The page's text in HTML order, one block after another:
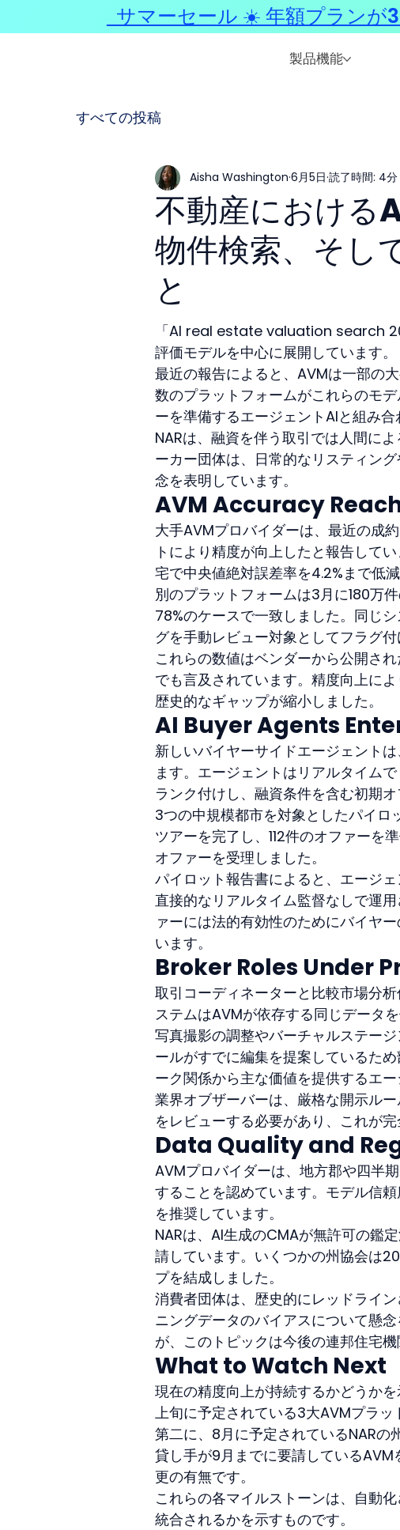
製品機能
すべての投稿
不動産における
物件検索、そし
と
Aisha Washington 6月5日 読了時間: 4分
「AI real estate valuation search
評価モデルを中心に展開しています。
最近の報告によると、AVMは一部の
数のプラットフォームがこれらのモ
ーを準備するエージェントAIと組み合
NARは、融資を伴う取引では人間に
ーカー団体は、日常的なリスティン
念を表明しています。
AVM Accuracy
大手AVMプロバイダーは、最近の成
トにより精度が向上したと報告して
宅で中央値絶対誤差率を4.2%まで低減
別のプラットフォームは3月に180万
78%のケースで一致しました。同じ
グを手動レビュー対象としてフラグ付
これらの数値はベンダーから公開さ
でも言及されています。精度向上に
歴史的なギャップが縮小しました。
AI Buyer Agents
新しいバイヤーサイドエージェント
ます。エージェントはリアルタイム
ランク付けし、融資条件を含む初期オ
3つの中規模都市を対象としたパイ
ツアーを完了し、112件のオファーを
オファーを受理しました。
パイロット報告書によると、エージ
直接的なリアルタイム監督なしで運
ァーには法的有効性のためにバイヤ
います。
Broker Roles Under
取引コーディネーターと比較市場分
ステムはAVMが依存する同じデータ
写真撮影の調整やバーチャルステー
ールがすでに編集を提案しているた
ーク関係から主な価値を提供するエ
業界オブザーバーは、厳格な開示ル
をレビューする必要があり、これが
Data Quality and
AVMプロバイダーは、地方郡や四半
することを認めています。モデル信
を推奨しています。
NARは、AI生成のCMAが無許可の鑑
請しています。いくつかの州協会は
プを結成しました。
消費者団体は、歴史的にレッドライ
ニングデータのバイアスについて懸
が、このトピックは今後の連邦住宅
What to Watch Next
現在の精度向上が持続するかどうか
上旬に予定されている3大AVMプラッ
第二に、8月に予定されているNARの
貸し手が9月までに要請している
更の有無です。
これらの各マイルストーンは、自動
統合されるかを示すものです。
サマーセール ☀️ 年額プランが